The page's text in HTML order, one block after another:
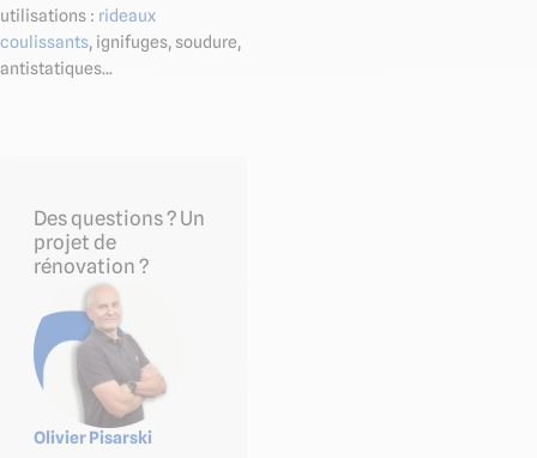
utilisations : rideaux
coulissants, ignifuges, soudure,
antistatiques...
Des questions ? Un
projet de
rénovation ?
Olivier Pisarski